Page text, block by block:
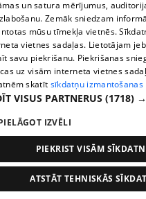
TV programma
Līguma noteikumi
360 Ziņu kontakti
Helio Media
Portāla palīdzības dienests: e-
All rights reserved.
Ziņas Meklēt
un satura mērījumus,
Zemāk sniedzam
mūsu tīmekļa vietnēs.
vietnes sadaļas. Lietotājam
savu piekrišanu. Piekrišanas
uz visām interneta vietnes
skatīt sīkdatņu izmantošanas
VISUS PARTNERUS (1718) →
IZVĒLI
PIEKRIST VISĀM
ATSTĀT TEHNISKĀS